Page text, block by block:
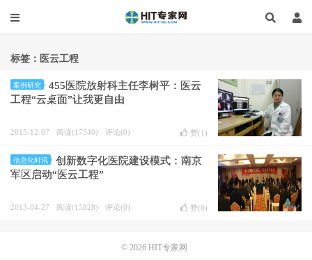
标签：医云工程
案例研究
455医院放射科主任李树平：医云
工程“云桌面”让我更自由
2015-12-07 阅读(17340) 评论(0) 赞(1 )
信息化时讯
创新数字化医院建设模式：南京
军区启动“医云工程”
2013-04-27 阅读(15828) 评论(0) 赞(0)
© 2026 HIT专家网